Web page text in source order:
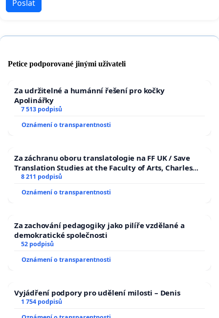
Poslat
Petice podporované jinými uživateli
Za udržitelné a humánní řešení pro kočky
Apolinářky
7 513 podpisů
Oznámení o transparentnosti
Za záchranu oboru translatologie na FF UK / Save
Translation Studies at the Faculty of Arts, Charles
University
8 211 podpisů
Oznámení o transparentnosti
Za zachování pedagogiky jako pilíře vzdělané a
demokratické společnosti
52 podpisů
Oznámení o transparentnosti
Vyjádření podpory pro udělení milosti – Denis
1 754 podpisů